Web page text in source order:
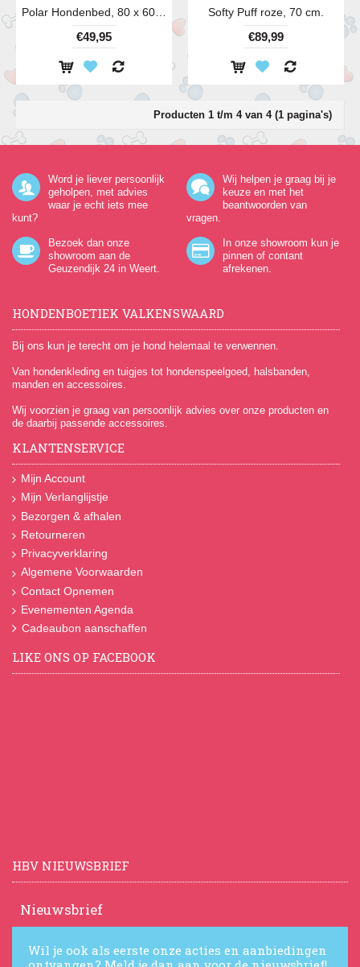
€49,95
Softy Puff roze, 70 cm.
€89,99
Producten 1 t/m 4 van 4 (1 pagina's)
Word je liever persoonlijk
geholpen, met advies
waar je echt iets mee
kunt?
Wij helpen je graag bij je
keuze en met het
beantwoorden van
vragen.
Bezoek dan onze
showroom aan de
Geuzendijk 24 in Weert.
In onze showroom kun je
pinnen of contant
afrekenen.
HONDENBOETIEK VALKENSWAARD
Bij ons kun je terecht om je hond helemaal te verwennen.
Van hondenkleding en tuigjes tot hondenspeelgoed, halsbanden,
manden en accessoires.
Wij voorzien je graag van persoonlijk advies over onze producten en
de daarbij passende accessoires.
KLANTENSERVICE
Mijn Account
Mijn Verlanglijstje
Bezorgen & afhalen
Retourneren
Privacyverklaring
Algemene Voorwaarden
Contact Opnemen
Evenementen Agenda
Cadeaubon aanschaffen
LIKE ONS OP FACEBOOK
HBV NIEUWSBRIEF
Nieuwsbrief
Wil je ook als eerste onze acties en aanbiedingen